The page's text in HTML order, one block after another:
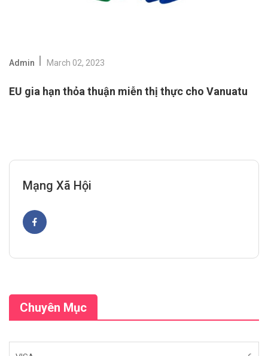
Admin March 02, 2023
EU gia hạn thỏa thuận miễn thị thực cho Vanuatu
Mạng Xã Hội
Chuyên Mục